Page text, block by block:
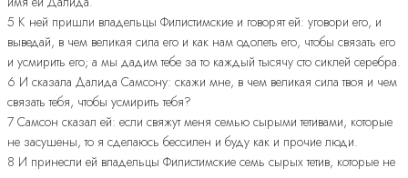
5 К ней пришли владельцы Филистимские и говорят ей: уговори его, и
выведай, в чем великая сила его и как нам одолеть его, чтобы связать его
и усмирить его; а мы дадим тебе за то каждый тысячу сто сиклей серебра.
6 И сказала Далида Самсону: скажи мне, в чем великая сила твоя и чем
связать тебя, чтобы усмирить тебя?
7 Самсон сказал ей: если свяжут меня семью сырыми тетивами, которые
не засушены, то я сделаюсь бессилен и буду как и прочие люди.
8 И принесли ей владельцы Филистимские семь сырых тетив, которые не